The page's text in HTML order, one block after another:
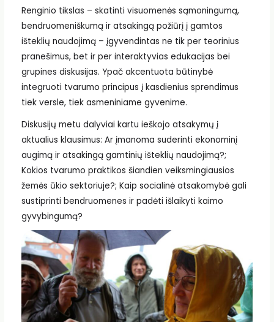
Renginio tikslas – skatinti visuomenės sąmoningumą,
bendruomeniškumą ir atsakingą požiūrį į gamtos
išteklių naudojimą – įgyvendintas ne tik per teorinius
pranešimus, bet ir per interaktyvias edukacijas bei
grupines diskusijas. Ypač akcentuota būtinybė
integruoti tvarumo principus į kasdienius sprendimus
tiek versle, tiek asmeniniame gyvenime.
Diskusijų metu dalyviai kartu ieškojo atsakymų į
aktualius klausimus: Ar įmanoma suderinti ekonominį
augimą ir atsakingą gamtinių išteklių naudojimą?;
Kokios tvarumo praktikos šiandien veiksmingiausios
žemės ūkio sektoriuje?; Kaip socialinė atsakomybė gali
sustiprinti bendruomenes ir padėti išlaikyti kaimo
gyvybingumą?